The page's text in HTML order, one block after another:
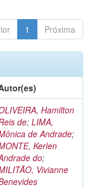
1 Próxima
Hamilton
de; LIMA,
de Andrade;
Kerlen
do;
Vivianne